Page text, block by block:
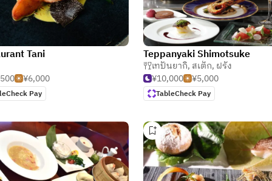
Tani
¥6,000
Pay
Teppanyaki Shimotsuke
เทปันยากิ, สเต็ก, ฝรั่ง
¥10,000
¥5,000
TableCheck Pay